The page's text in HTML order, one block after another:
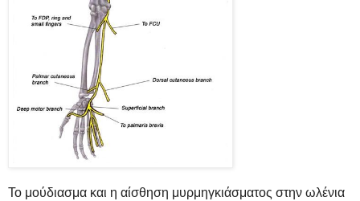
Το μούδιασμα και η αίσθηση μυρμηγκιάσματος στην ωλένια